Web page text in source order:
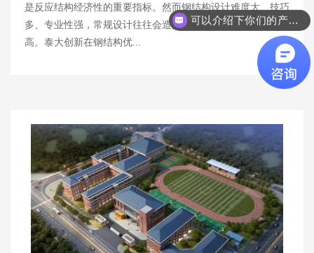
是反应结构经济性的重要指标。然而钢结构设计难度大、技巧
多、专业性强，常规设计往往会造成用钢量过大，项目造价过
高。泰大创新在钢结构优...
可以介绍下你们的产品么